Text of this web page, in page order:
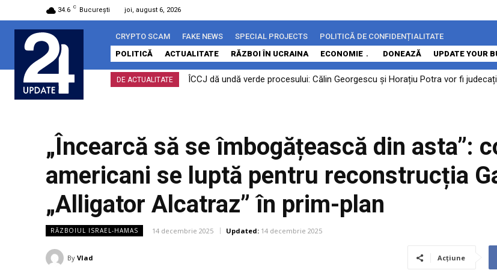
34.6 C București joi, august 6, 2026
CRYPTO SCAM FAKE NEWS SPECIAL PROJECTS
POLITICĂ DE CONFIDENȚIALITATE
POLITICĂ
ACTUALITATE RĂZBOI ÎN UCRAINA ECONOMIE DONEAZĂ UPDATE YOUR
DE ACTUALITATE
ÎCCJ dă undă verde procesului: Călin Georgescu și Horațiu Potra vor fi
Guvernul lansează „Diaspora investește acasă”. Românii din străinătate
„Încearcă să se îmbogățească din asta”:
americani se luptă pentru reconstrucția
„Alligator Alcatraz” în prim-plan
RĂZBOIUL ISRAEL-HAMAS 14 decembrie 2025 Updated: 14 decembrie 2025
By Vlad Acțiune